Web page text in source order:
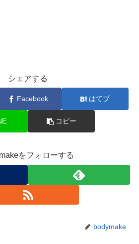
シェアする
Facebook はてブ
コピー
をフォローする
bodymake